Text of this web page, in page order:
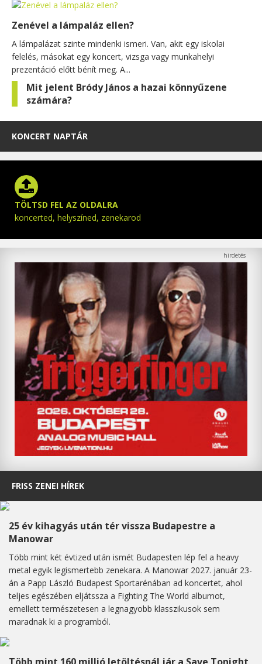
Zenével a lámpaláz ellen?
A lámpalázat szinte mindenki ismeri. Van, akit egy iskolai
felelés, másokat egy koncert, vizsga vagy munkahelyi
prezentáció előtt bénít meg. A...
Mit jelent Bródy János a hazai könnyűzene
számára?
KONCERT NAPTÁR
TÖLTSD FEL AZ OLDALRA
koncerted, helyszíned, zenekarod
FRISS ZENEI HÍREK
25 év kihagyás után tér vissza Budapestre a
Manowar
Több mint két évtized után ismét Budapesten lép fel a heavy
metal egyik legismertebb zenekara. A Manowar 2027. január 23-
án a Papp László Budapest Sportarénában ad koncertet, ahol
teljes egészében eljátssza a Fighting The World albumot,
emellett természetesen a legnagyobb klasszikusok sem
maradnak ki a programból.